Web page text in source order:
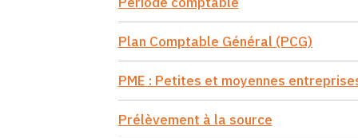
Plan Comptable Général (PCG)
PME : Petites et moyennes
Prélèvement à la source